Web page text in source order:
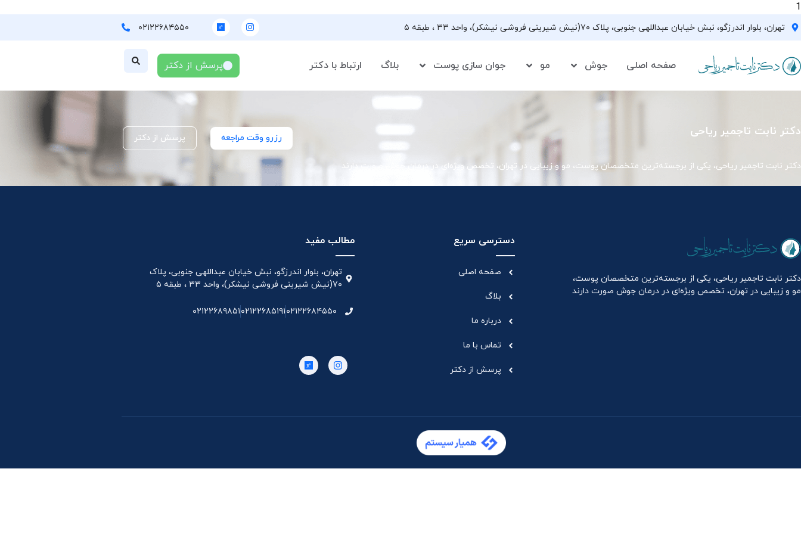
1
تهران، بلوار اندرزگو، نبش خیابان عبداللهی جنوبی، پلاک ۷۰(نیش شیرینی فروشی نیشکر)، واحد ۳۳ ، طبقه ۵ ۰۲۱۲۲۶۸۴۵۵۰
صفحه اصلی جوش مو جوان سازی پوست بلاگ ارتباط با دکتر پرسش از دکتر
دکتر نابت تاجمیر ریاحی
دکتر نابت تاجمیر ریاحی، یکی از برجسته‌ترین متخصصان پوست، مو و زیبایی در تهران، تخصص ویژه‌ای در درمان جوش صورت دارند
رزرو وقت مراجعه پرسش از دکتر
دکتر نابت تاجمیر ریاحی، یکی از برجسته‌ترین متخصصان پوست،
مو و زیبایی در تهران، تخصص ویژه‌ای در درمان جوش صورت دارند
دسترسی سریع
صفحه اصلی
بلاگ
درباره ما
تماس با ما
پرسش از دکتر
مطالب مفید
تهران، بلوار اندرزگو، نبش خیابان عبداللهی جنوبی، پلاک
۷۰(نیش شیرینی فروشی نیشکر)، واحد ۳۳ ، طبقه ۵
۰۲۱۲۲۶۸۴۵۵۰۰۲۱۲۲۶۸۵۱۹۱۰۲۱۲۲۶۸۹۸۵۱